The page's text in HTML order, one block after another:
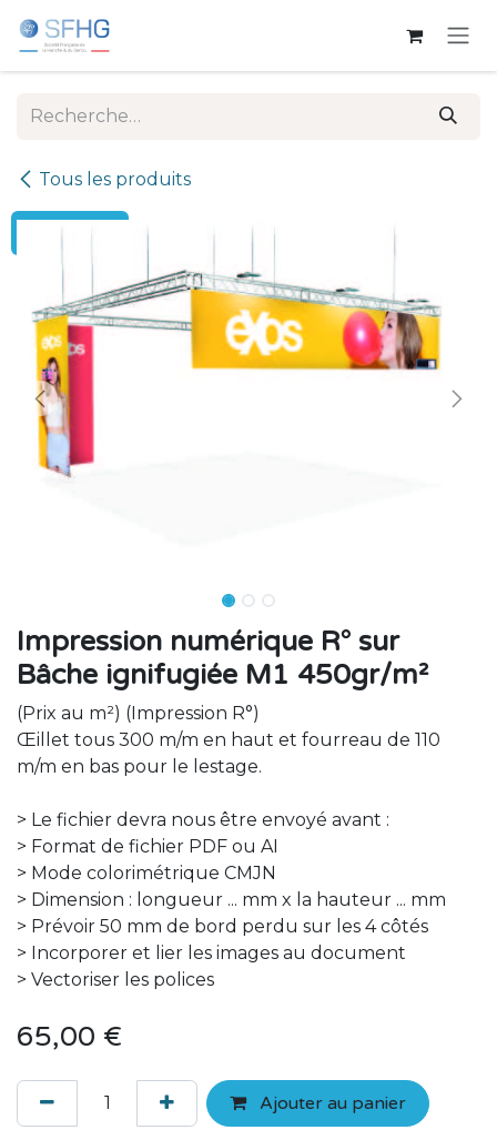
← Retour
Tous les produits
Impression numérique R° sur
Bâche ignifugiée M1 450gr/m²
(Prix au m²) (Impression R°)
Œillet tous 300 m/m en haut et fourreau de 110
m/m en bas pour le lestage.
> Le fichier devra nous être envoyé avant :
> Format de fichier PDF ou AI
> Mode colorimétrique CMJN
> Dimension : longueur ... mm x la hauteur ... mm
> Prévoir 50 mm de bord perdu sur les 4 côtés
> Incorporer et lier les images au document
> Vectoriser les polices
65,00 €
Ajouter au panier